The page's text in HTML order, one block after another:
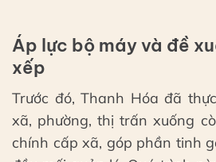
Áp lực bộ máy và đề
xếp
Trước đó, Thanh Hóa đã
xã, phường, thị trấn xuống
chính cấp xã, góp phần tinh